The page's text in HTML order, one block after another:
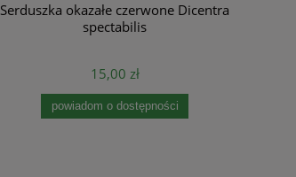
Serduszka okazałe czerwone Dicentra
spectabilis
15,00 zł
powiadom o dostępności